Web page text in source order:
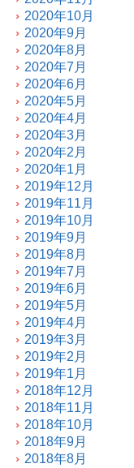
2020年10月
2020年9月
2020年8月
2020年7月
2020年6月
2020年5月
2020年4月
2020年3月
2020年2月
2020年1月
2019年12月
2019年11月
2019年10月
2019年9月
2019年8月
2019年7月
2019年6月
2019年5月
2019年4月
2019年3月
2019年2月
2019年1月
2018年12月
2018年11月
2018年10月
2018年9月
2018年8月